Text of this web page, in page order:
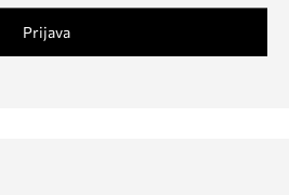
Prijava